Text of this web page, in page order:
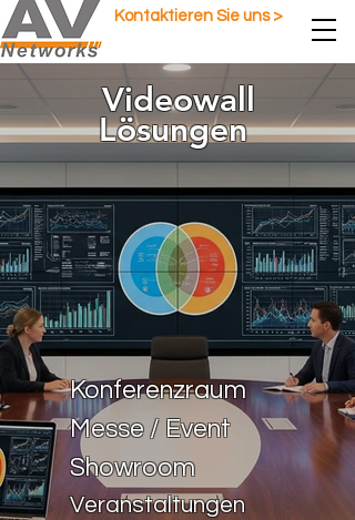
Kontaktieren Sie uns >
Videowall
Lösungen
Konferenzraum
Messe / Event
Showroom
Veranstaltungen